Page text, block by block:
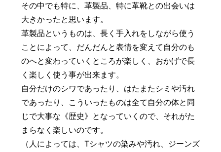
その中でも特に、革製品、特に革靴との出会いは
大きかったと思います。
革製品というものは、長く手入れをしながら使う
ことによって、だんだんと表情を変えて自分のも
のへと変わっていくところが楽しく、おかげで長
く楽しく使う事が出来ます。
自分だけのシワであったり、はたまたシミや汚れ
であったり、こういったものは全て自分の体と同
じで大事な《歴史》となっていくので、それがた
まらなく楽しいのです。
（人によっては、Tシャツの染みや汚れ、ジーンズ